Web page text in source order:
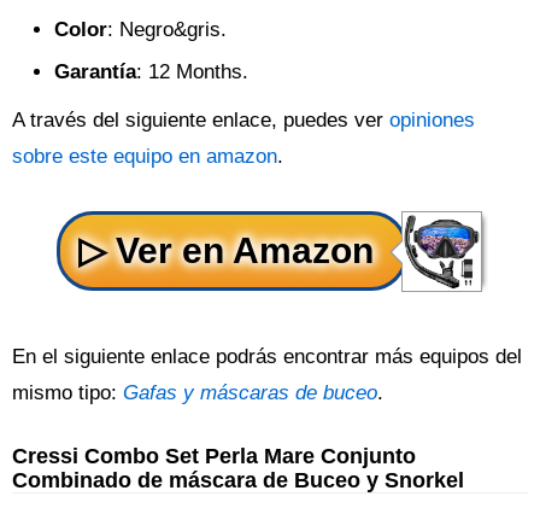
Color: Negro&gris.
Garantía: 12 Months.
A través del siguiente enlace, puedes ver opiniones
sobre este equipo en amazon.
En el siguiente enlace podrás encontrar más equipos del
mismo tipo: Gafas y máscaras de buceo.
Cressi Combo Set Perla Mare Conjunto
Combinado de máscara de Buceo y Snorkel